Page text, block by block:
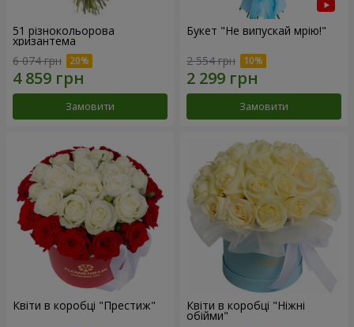
51 різнокольорова
хризантема
6 074 грн
Замовити
Букет "Не випускай мрію!"
2 554 грн
Замовити
Квіти в коробці "Престиж" Квіти в коробці "Ніжні
обійми"